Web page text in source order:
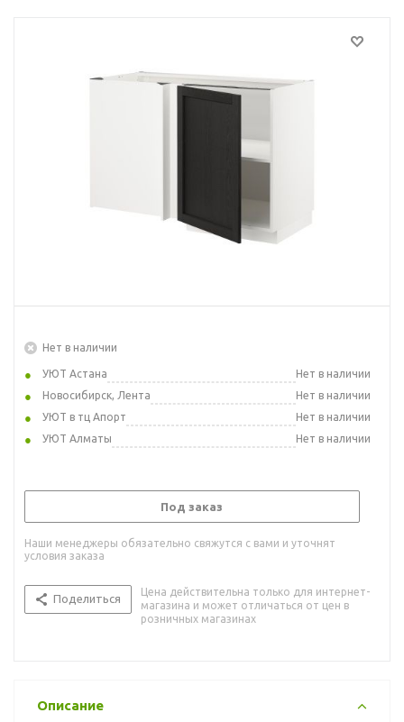
Нет в наличии
УЮТ Астана
Нет в наличии
Новосибирск, Лента
Нет в наличии
УЮТ в тц Апорт
Нет в наличии
УЮТ Алматы
Нет в наличии
Под заказ
Наши менеджеры обязательно свяжутся с вами и уточнят
условия заказа
Поделиться
Цена действительна только для интернет-
магазина и может отличаться от цен в
розничных магазинах
Описание